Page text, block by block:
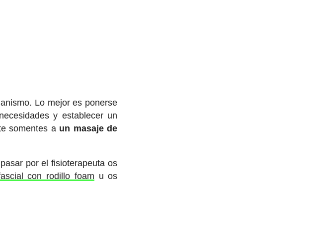
Lo mejor es ponerse
y establecer un
somentes a un masaje de
por el fisioterapeuta os
con rodillo foam u os